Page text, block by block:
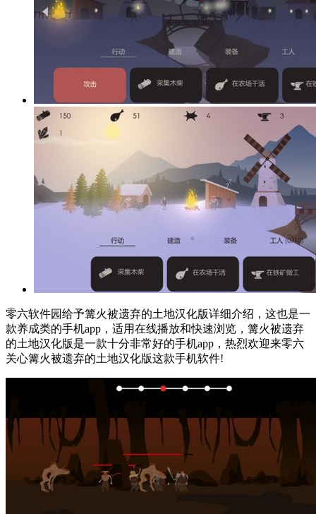
零六软件园给予篝火被遗弃的土地汉化版详细介绍，这也是一
款养成类的手机app，适用在线播放和快速浏览，篝火被遗弃
的土地汉化版是一款十分非常好的手机app，热烈欢迎来零六
关心篝火被遗弃的土地汉化版这款手机软件!